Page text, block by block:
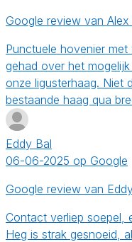
Google review van Alex
Punctuele hovenier
gehad over het
onze ligusterhaag. Niet
bestaande haag qua
Eddy Bal
06-06-2025 op Google
Google review van
Contact verliep soepel,
Heg is strak gesnoeid,